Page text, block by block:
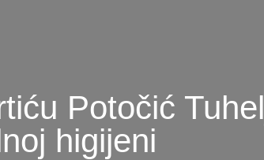
Potočić
higijeni